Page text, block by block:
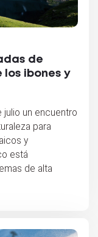
de
los ibones y
un encuentro
para
y
está
de alta